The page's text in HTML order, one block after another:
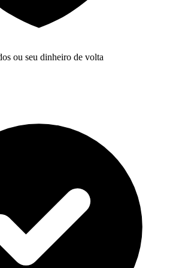
ou seu dinheiro de volta